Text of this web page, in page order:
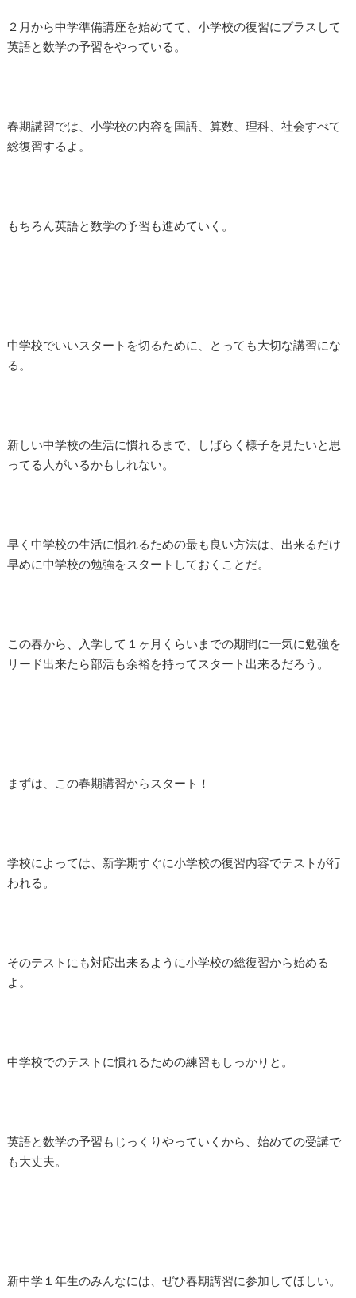
２月から中学準備講座を始めてて、小学校の復習にプラスして
英語と数学の予習をやっている。
春期講習では、小学校の内容を国語、算数、理科、社会すべて
総復習するよ。
もちろん英語と数学の予習も進めていく。
中学校でいいスタートを切るために、とっても大切な講習にな
る。
新しい中学校の生活に慣れるまで、しばらく様子を見たいと思
ってる人がいるかもしれない。
早く中学校の生活に慣れるための最も良い方法は、出来るだけ
早めに中学校の勉強をスタートしておくことだ。
この春から、入学して１ヶ月くらいまでの期間に一気に勉強を
リード出来たら部活も余裕を持ってスタート出来るだろう。
まずは、この春期講習からスタート！
学校によっては、新学期すぐに小学校の復習内容でテストが行
われる。
そのテストにも対応出来るように小学校の総復習から始める
よ。
中学校でのテストに慣れるための練習もしっかりと。
英語と数学の予習もじっくりやっていくから、始めての受講で
も大丈夫。
新中学１年生のみんなには、ぜひ春期講習に参加してほしい。